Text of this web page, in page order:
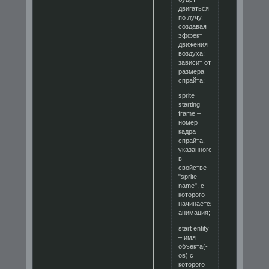
двигаться
по лучу,
создавая
эффект
движения
воздуха;
зависит от
размера
спрайта;
sprite
starting
frame –
номер
кадра
спрайта,
указанного
в
свойстве
"sprite
name", с
которого
начинается
анимация;
start entity
– имя
объекта(-
ов) с
которого